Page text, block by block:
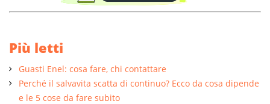
Più letti
Guasti Enel: cosa fare, chi contattare
Perché il salvavita scatta di continuo? Ecco da cosa dipende
e le 5 cose da fare subito